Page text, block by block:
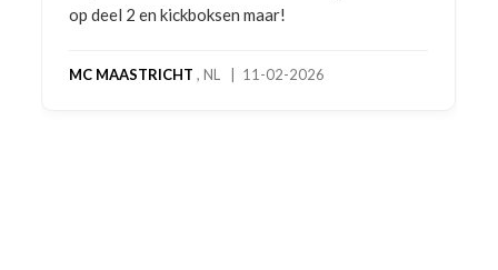
op deel 2 en kickboksen maar!
MC MAASTRICHT , NL | 11-02-2026